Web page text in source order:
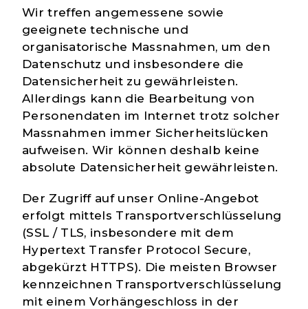
Wir treffen angemessene sowie
geeignete technische und
organisatorische Massnahmen, um den
Datenschutz und insbesondere die
Datensicherheit zu gewährleisten.
Allerdings kann die Bearbeitung von
Personendaten im Internet trotz solcher
Massnahmen immer Sicherheitslücken
aufweisen. Wir können deshalb keine
absolute Datensicherheit gewährleisten.
Der Zugriff auf unser Online-Angebot
erfolgt mittels Transportverschlüsselung
(SSL / TLS, insbesondere mit dem
Hypertext Transfer Protocol Secure,
abgekürzt HTTPS). Die meisten Browser
kennzeichnen Transportverschlüsselung
mit einem Vorhängeschloss in der